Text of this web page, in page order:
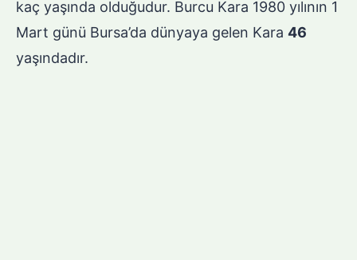
kaç yaşında olduğudur. Burcu Kara 1980 yılının 1
Mart günü Bursa’da dünyaya gelen Kara 46
yaşındadır.